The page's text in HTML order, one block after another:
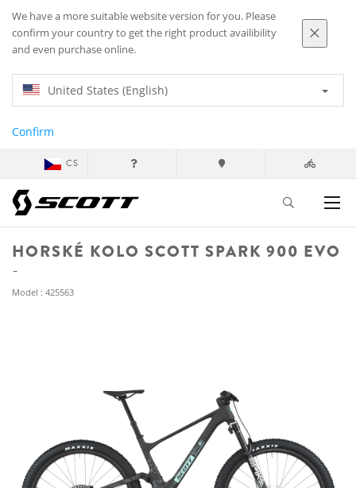
We have a more suitable website version for you. Please
confirm your country to get the right product availibility
and even purchase online.
United States (English)
Confirm
CS
HORSKÉ KOLO SCOTT SPARK 900 EVO
Model : 425563